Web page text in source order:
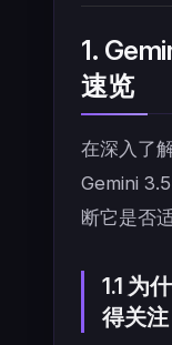
1.
速览
在深入了
Gemini
断它是否
1.1 为
得关注